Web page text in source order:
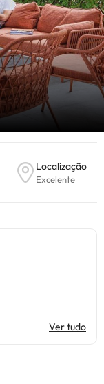
Localização
Excelente
Ver tudo